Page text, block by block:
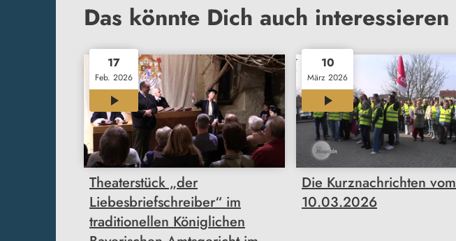
Das könnte Dich auch interessieren
17
Feb. 2026
00:47
Theaterstück „der
Liebesbriefschreiber“ im
traditionellen Königlichen
10
März 2026
01:46
Die Kurznachrichten vom
10.03.2026